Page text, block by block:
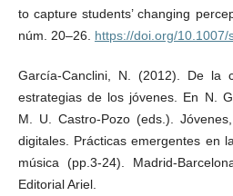
to capture students’ changing
núm. 20–26. https://doi.org/
García-Canclini, N. (2012). De la
estrategias de los jóvenes. En N.
M. U. Castro-Pozo (eds.).
digitales. Prácticas emergentes en
música (pp.3-24). Madrid-
Editorial Ariel.